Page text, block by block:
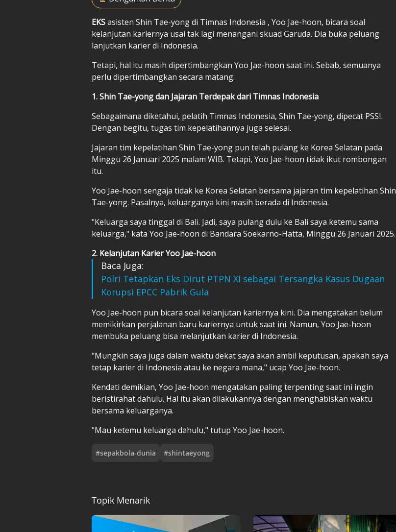
EKSasisten Shin Tae-yongdi Timnas Indonesia , Yoo Jae-hoon, bicara soal
kelanjutan kariernya usai tak lagi menangani skuad Garuda. Dia buka peluang
lanjutkan karier di Indonesia.
Tetapi, hal itu masih dipertimbangkan Yoo Jae-hoon saat ini. Sebab, semuanya
perlu dipertimbangkan secara matang.
1. Shin Tae-yong dan Jajaran Terdepak dari Timnas Indonesia
Sebagaimana diketahui, pelatih Timnas Indonesia, Shin Tae-yong, dipecat PSSI.
Dengan begitu, tugas tim kepelatihannya juga selesai.
Jajaran tim kepelatihan Shin Tae-yong pun telah pulang ke Korea Selatan pada
Minggu 26 Januari 2025 malam WIB. Tetapi, Yoo Jae-hoon tidak ikut rombongan
itu.
Yoo Jae-hoon sengaja tidak ke Korea Selatan bersama jajaran tim kepelatihan Shin
Tae-yong. Pasalnya, keluarganya kini masih berada di Indonesia.
"Keluarga saya tinggal di Bali. Jadi, saya pulang dulu ke Bali saya ketemu sama
keluarga," kata Yoo Jae-hoon di Bandara Soekarno-Hatta, Minggu 26 Januari 2025.
2. Kelanjutan Karier Yoo Jae-hoon
Baca Juga:
Polri Tetapkan Eks Dirut PTPN XI sebagai Tersangka Kasus Dugaan
Korupsi EPCC Pabrik Gula
Yoo Jae-hoon pun bicara soal kelanjutan kariernya kini. Dia mengatakan belum
memikirkan perjalanan baru kariernya untuk saat ini. Namun, Yoo Jae-hoon
membuka peluang bisa melanjutkan karier di Indonesia.
"Mungkin saya juga dalam waktu dekat saya akan ambil keputusan, apakah saya
tetap karier di Indonesia atau ke negara mana," ucap Yoo Jae-hoon.
Kendati demikian, Yoo Jae-hoon mengatakan paling terpenting saat ini ingin
beristirahat dahulu. Hal itu akan dilakukannya dengan menghabiskan waktu
bersama keluarganya.
"Mau ketemu keluarga dahulu," tutup Yoo Jae-hoon.
#sepakbola-dunia #shintaeyong
Topik Menarik